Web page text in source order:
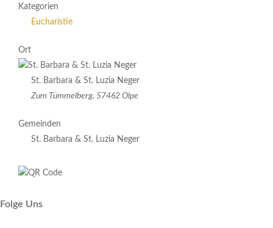
Kategorien
Eucharistie
Ort
St. Barbara & St. Luzia Neger
Zum Tümmelberg, 57462 Olpe
Gemeinden
St. Barbara & St. Luzia Neger
Folge Uns